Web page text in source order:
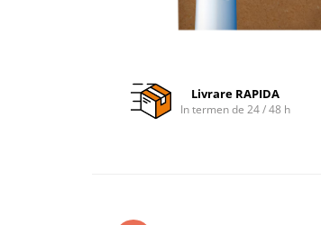
Livrare RAPIDA
In termen de 24 / 48 h